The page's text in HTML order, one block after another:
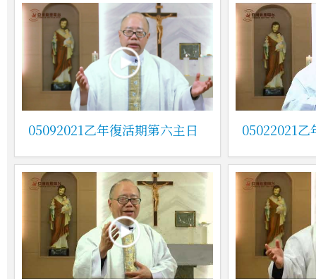
05092021乙年復活期第六主日 05022021乙